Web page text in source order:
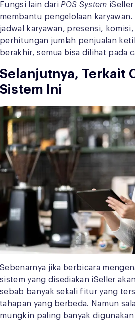
Fungsi lain dari POS System
membantu pengelolaan
jadwal karyawan, presensi,
perhitungan jumlah penjualan
berakhir, semua bisa dilihat pada
Selanjutnya, Terkait
Sistem Ini
Sebenarnya jika berbicara
sistem yang disediakan iSeller
sebab banyak sekali fitur yang
tahapan yang berbeda. Namun
mungkin paling banyak digunakan